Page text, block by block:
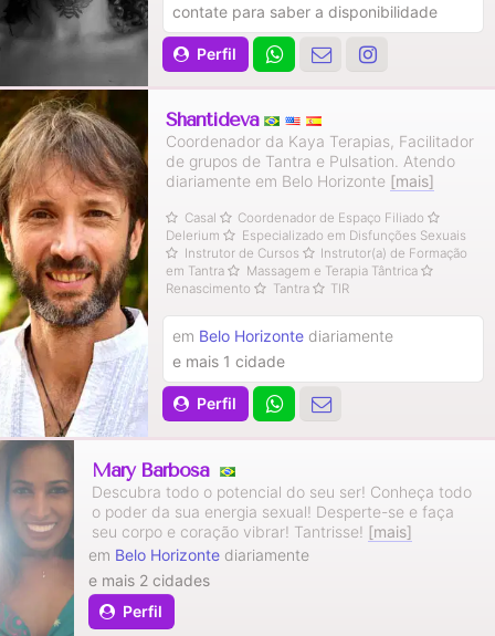
Perfil
contate para saber a disponibilidade
Shantideva
Coordenador da Kaya Terapias, Facilitador
de grupos de Tantra e Pulsation. Atendo
diariamente em Belo Horizonte [mais]
Casal
Coordenador de Espaço Filiado
Delerium
Especializado em Disfunções Sexuais
Instrutor de Cursos
Instrutor(a) de Formação
em Tantra
Massagem e Terapia Tântrica
Renascimento
Tantra TIR
Perfil
em Belo Horizonte diariamente
e mais 1 cidade
Mary Barbosa
Descubra todo o potencial do seu ser! Conheça todo
o poder da sua energia sexual! Desperte-se e faça
seu corpo e coração vibrar! Tantrisse! [mais]
Perfil
em Belo Horizontediariamente
e mais 2 cidades